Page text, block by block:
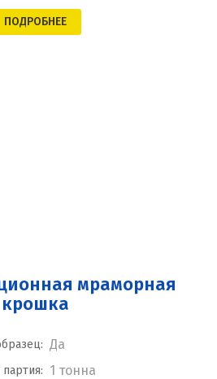
ПОДРОБНЕЕ
мраморная
крошка
Да
1 тонна